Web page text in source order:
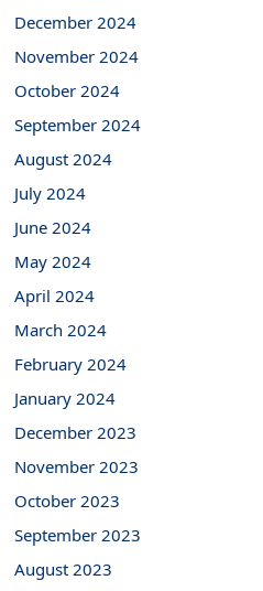
December 2024
November 2024
October 2024
September 2024
August 2024
July 2024
June 2024
May 2024
April 2024
March 2024
February 2024
January 2024
December 2023
November 2023
October 2023
September 2023
August 2023